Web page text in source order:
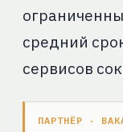
средний
сервисов
ПАРТНЁР ·